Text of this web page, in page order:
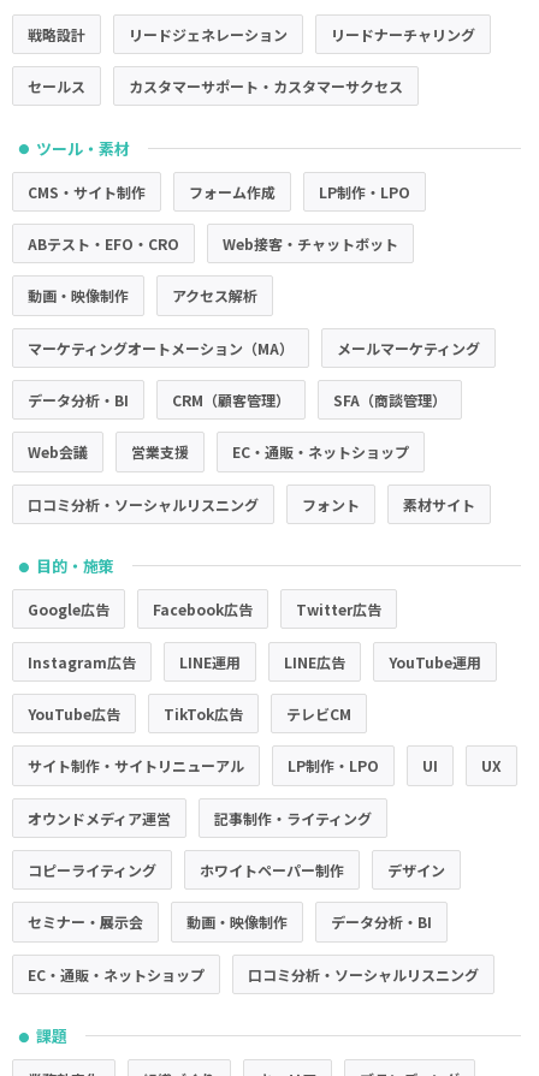
戦略設計 リードジェネレーション リードナーチャリング
セールス カスタマーサポート・カスタマーサクセス
● ツール・素材
CMS・サイト制作 フォーム作成 LP制作・LPO
ABテスト・EFO・CRO Web接客・チャットボット
動画・映像制作 アクセス解析
マーケティングオートメーション（MA） メールマーケティング
データ分析・BI CRM（顧客管理） SFA（商談管理）
Web会議 営業支援 EC・通販・ネットショップ
口コミ分析・ソーシャルリスニング フォント 素材サイト
● 目的・施策
Google広告 Facebook広告 Twitter広告
Instagram広告 LINE運用 LINE広告 YouTube運用
YouTube広告 TikTok広告 テレビCM
サイト制作・サイトリニューアル LP制作・LPO UI UX
オウンドメディア運営 記事制作・ライティング
コピーライティング ホワイトペーパー制作 デザイン
セミナー・展示会 動画・映像制作 データ分析・BI
EC・通販・ネットショップ 口コミ分析・ソーシャルリスニング
● 課題